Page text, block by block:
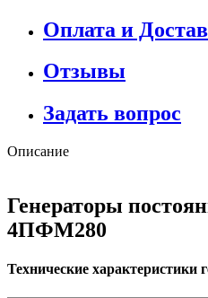
Оплата и
Отзывы
Задать вопрос
Описание
Генераторы
4ПФМ280
Технические